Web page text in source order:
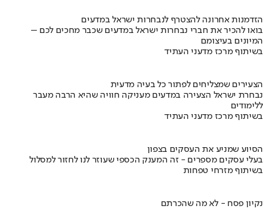
הזדמנות אחרונה להצטרף לנבחרות ישראל במדעים
בואו להכיר את חברי נבחרות ישראל במדעים שכבר מחכים לכם –
המיונים בעיצומם
בשיתוף מרכז מדעני העתיד
הצעירים שמצליחים לפתור כל בעיה מדעית
נבחרת ישראל הצעירה במדעים מעניקה חוויה שהיא הרבה מעבר
ללימודים
בשיתוף מרכז מדעני העתיד
הסיוע שמניע את העסקים בצפון
בעלי עסקים מספרים - זה המענק הכספי שעוזר לנו לחזור למסלול
בשיתוף מזרחי טפחות
נקיון פסח - לא מה שהכרתם